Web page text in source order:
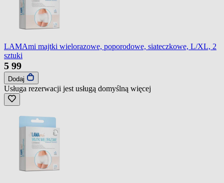
LAMAmi majtki wielorazowe, poporodowe, siateczkowe, L/XL, 2
sztuki
5 99
Dodaj
Usługa rezerwacji jest usługą domyślną więcej